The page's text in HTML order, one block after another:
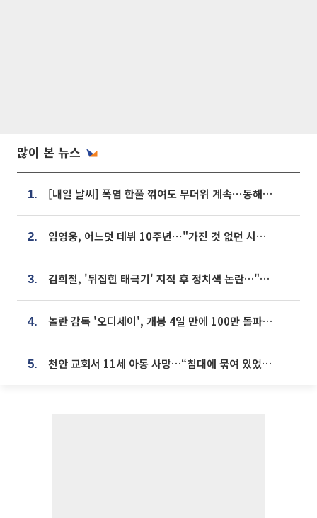
많이 본 뉴스
1. [내일 날씨] 폭염 한풀 꺾여도 무더위 계속⋯동해안 이틀 연속 비
2. 임영웅, 어느덧 데뷔 10주년⋯"가진 것 없던 시절, 내 앞엔 20명의 팬뿐"
3. 김희철, '뒤집힌 태극기' 지적 후 정치색 논란…"좌우 떠나 우리나라 국기"
4. 놀란 감독 '오디세이', 개봉 4일 만에 100만 돌파⋯'왕사남' 보다 빠르다
5. 천안 교회서 11세 아동 사망…“침대에 묶여 있었다” 진술 확보